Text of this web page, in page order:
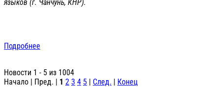
языков (г. Чанчунь, КНР).
Подробнее
Новости 1 - 5 из 1004
Начало | Пред. | 1 2 3 4 5 | След. | Конец